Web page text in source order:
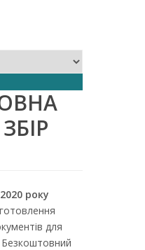
року
для